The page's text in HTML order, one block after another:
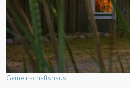
Gemeinschaftshaus